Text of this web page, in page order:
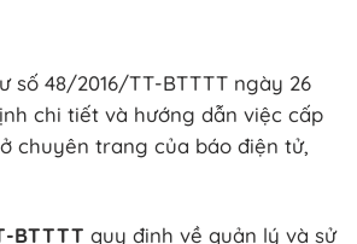
số 48/2016/TT-BTTTT ngày 26
chi tiết và hướng dẫn việc cấp
chuyên trang của báo điện tử,
BTTTT quy định về quản lý và sử